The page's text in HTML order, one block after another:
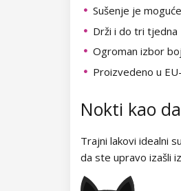
Kolekcija
Kolekcija Beach
Kolekcija Pure
Kolekcija Pastel
Kolekcija Army
Kolekcija Brownie
Kolekcija Time to
Kolekcija Garden
Kolekcija Morning
NeoNail trajni
Trajni lakovi za
Lakovi za nokte
Lakovi u boji
Lakovi za nokte -
Lakovi za nokte -
Dječji lakovi
Lakovi za ukrašavanje
UV gelovi
UV gelovi u boji
NANI UV gely
Završni UV gelovi
Akrilni sustav
Polyakrili
Sušenje je
Drži i do tri tjedna
Ogroman izbor
Proizvedeno u
Nokti kao
Trajni lakovi idealni
da ste upravo izašli